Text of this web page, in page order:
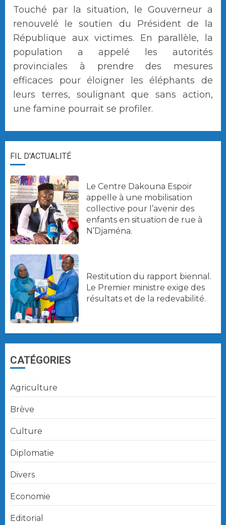
Touché par la situation, le Gouverneur a
renouvelé le soutien du Président de la
République aux victimes. En parallèle, la
population a appelé les autorités
provinciales à prendre des mesures
efficaces pour éloigner les éléphants de
leurs terres, soulignant que sans action,
une famine pourrait se profiler.
FIL D'ACTUALITÉ
Le Centre Dakouna Espoir
appelle à une mobilisation
collective pour l’avenir des
enfants en situation de rue à
N’Djaména.
Restitution du rapport biennal.
Le Premier ministre exige des
résultats et de la redevabilité.
CATÉGORIES
Agriculture
Brève
Culture
Diplomatie
Divers
Economie
Editorial